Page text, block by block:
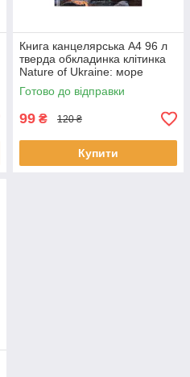
Книга канцелярська А4 96 л
тверда обкладинка клітинка
Nature of Ukraine: море
O20378-10
Готово до відправки
99 ₴ 120 ₴
Купити